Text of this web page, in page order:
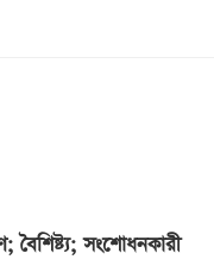
বৈশিষ্ট্য; সংশোধনকারী